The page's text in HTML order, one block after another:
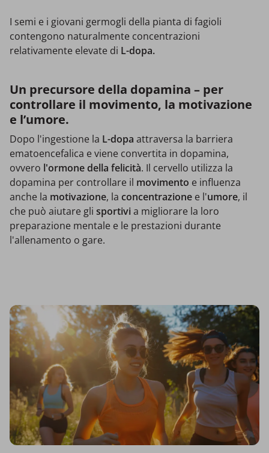
I semi e i giovani germogli della pianta di fagioli
contengono naturalmente concentrazioni
relativamente elevate di L-dopa.
Un precursore della dopamina – per
controllare il movimento, la motivazione
e l’umore.
Dopo l'ingestione la L-dopa attraversa la barriera
ematoencefalica e viene convertita in dopamina,
ovvero l'ormone della felicità. Il cervello utilizza la
dopamina per controllare il movimento e influenza
anche la motivazione, la concentrazione e l'umore, il
che può aiutare gli sportivia migliorare la loro
preparazione mentale e le prestazioni durante
l'allenamento o gare.